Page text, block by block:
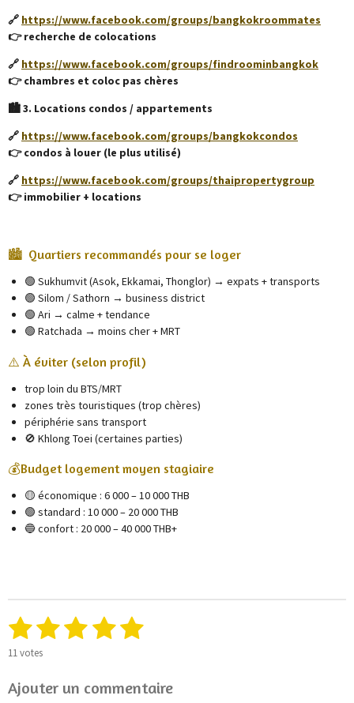
🔗 https://www.facebook.com/groups/bangkokroommates
👉 recherche de colocations
🔗 https://www.facebook.com/groups/findroominbangkok
👉 chambres et coloc pas chères
🏙️ 3. Locations condos / appartements
🔗 https://www.facebook.com/groups/bangkokcondos
👉 condos à louer (le plus utilisé)
🔗 https://www.facebook.com/groups/thaipropertygroup
👉 immobilier + locations
🏙️ Quartiers recommandés pour se loger
🟢 Sukhumvit (Asok, Ekkamai, Thonglor) → expats + transports
🟢 Silom / Sathorn → business district
🟢 Ari → calme + tendance
🟢 Ratchada → moins cher + MRT
⚠️ À éviter (selon profil)
trop loin du BTS/MRT
zones très touristiques (trop chères)
périphérie sans transport
🚫 Khlong Toei (certaines parties)
💰Budget logement moyen stagiaire
🟡 économique : 6 000 – 10 000 THB
🟢 standard : 10 000 – 20 000 THB
🔵 confort : 20 000 – 40 000 THB+
É
a
u
a
1
é
t
2
é
t
3
t
4
t
5
t
E
e
11 votes
Ajouter un commentaire